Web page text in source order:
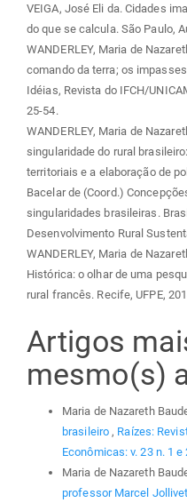
VEIGA, José Eli da. Cidades
do que se calcula. São Paulo,
WANDERLEY, Maria de
comando da terra; os
Idéias, Revista do IFCH/
25-54.
WANDERLEY, Maria de
singularidade do rural
territoriais e a elaboração de
Bacelar de (Coord.)
singularidades brasileiras.
Desenvolvimento Rural
WANDERLEY, Maria de
Histórica: o olhar de uma
rural francês. Recife, UFPE,
Artigos
mesmo(s)
Maria de Nazareth
brasileiro, Raízes:
Econômicas: v. 23 n. 1 e
Maria de Nazareth
professor Marcel Jollivet